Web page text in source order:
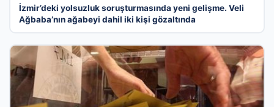
İzmir’deki yolsuzluk soruşturmasında yeni gelişme. Veli
Ağbaba’nın ağabeyi dahil iki kişi gözaltında